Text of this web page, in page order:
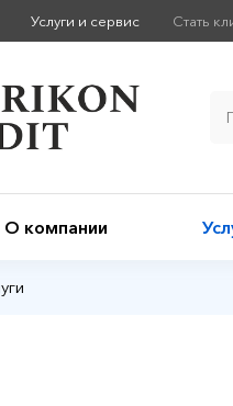
Услуги и сервис Стать
О компании